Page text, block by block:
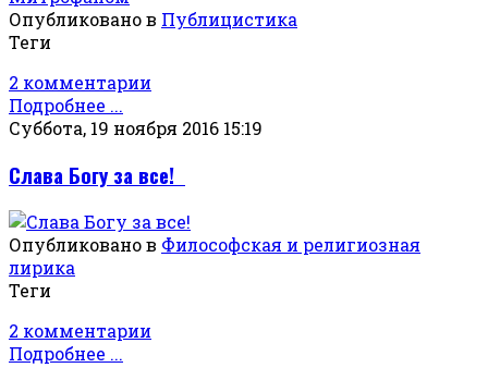
Опубликовано в Публицистика
Теги
2 комментарии
Подробнее ...
Суббота, 19 ноября 2016 15:19
Слава Богу за все!
Опубликовано в Философская и религиозная
лирика
Теги
2 комментарии
Подробнее ...